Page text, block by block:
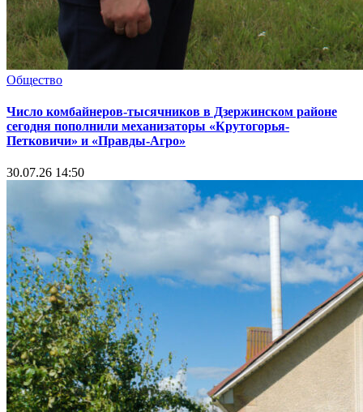
Общество
Число комбайнеров-тысячников в Дзержинском районе
сегодня пополнили механизаторы «Крутогорья-
Петковичи» и «Правды-Агро»
30.07.26 14:50